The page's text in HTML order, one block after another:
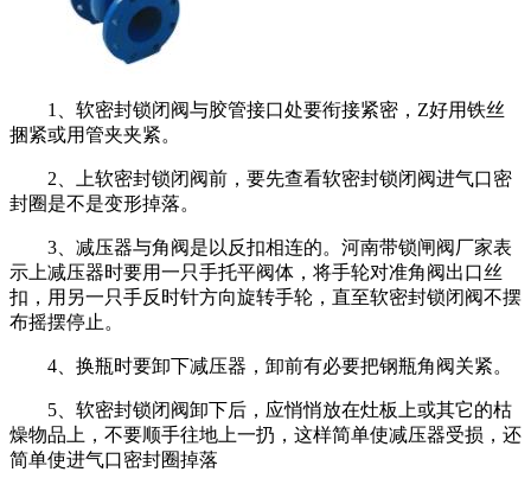
1、软密封锁闭阀与胶管接口处要衔接紧密，Z好用铁丝
捆紧或用管夹夹紧。
2、上软密封锁闭阀前，要先查看软密封锁闭阀进气口密
封圈是不是变形掉落。
3、减压器与角阀是以反扣相连的。河南带锁闸阀厂家表
示上减压器时要用一只手托平阀体，将手轮对准角阀出口丝
扣，用另一只手反时针方向旋转手轮，直至软密封锁闭阀不摆
布摇摆停止。
4、换瓶时要卸下减压器，卸前有必要把钢瓶角阀关紧。
5、软密封锁闭阀卸下后，应悄悄放在灶板上或其它的枯
燥物品上，不要顺手往地上一扔，这样简单使减压器受损，还
简单使进气口密封圈掉落